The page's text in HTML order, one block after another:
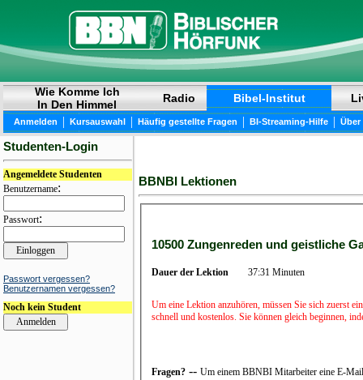
Wie Komme Ich
In Den Himmel
Radio Bibel-Institut
Anmelden | Kursauswahl | Häufig gestellte Fragen | BI-Streaming-Hilfe | Über
Studenten-Login
Angemeldete Studenten
Benutzername:
Passwort:
Passwort vergessen?
Benutzernamen vergessen?
Noch kein Student
BBNBI Lektionen
10500 Zungenreden und geistliche
Dauer der Lektion 37:31 Minuten
Um eine Lektion anzuhören, müssen Sie sich zuerst
schnell und kostenlos. Sie können gleich beginnen,
Fragen? -- Um einem BBNBI Mitarbeiter eine E-